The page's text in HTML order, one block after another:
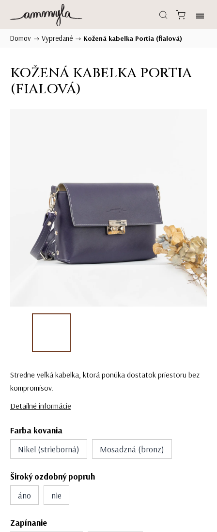
Domov / Vypredané / Kožená kabelka Portia (fialová)
KOŽENÁ KABELKA PORTIA
(FIALOVÁ)
Stredne veľká kabelka, ktorá ponúka dostatok priestoru bez
kompromisov.
Detailné informácie
Farba kovania
Nikel (strieborná)
Mosadzná (bronz)
Široký ozdobný popruh
áno
nie
Zapínanie